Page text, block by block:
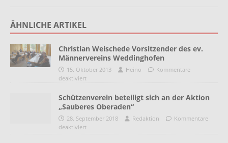
ÄHNLICHE ARTIKEL
Christian Weischede Vorsitzender des ev.
Männervereins Weddinghofen
15. Oktober 2013 Heino
Kommentare
deaktiviert
Schützenverein beteiligt sich an der Aktion
„Sauberes Oberaden“
28. September 2018 Redaktion
Kommentare
deaktiviert